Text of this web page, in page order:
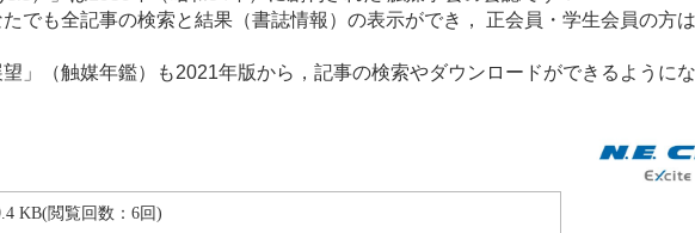
でも全記事の検索と結果（書誌情報）の表示ができ， 正会員・学生会員の方
」（触媒年鑑）も2021年版から，記事の検索やダウンロードができるように
KB(閲覧回数：6回)